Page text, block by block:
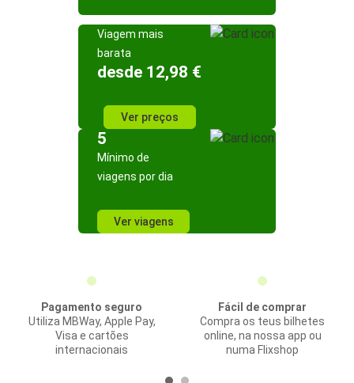
Viagem mais
barata
desde 12,98 €
Ver preços
5
Mínimo de
viagens por dia
Ver viagens
Pagamento seguro
Utiliza MBWay, Apple Pay,
Visa e cartões
internacionais
Fácil de comprar
Compra os teus bilhetes
online, na nossa app ou
numa Flixshop